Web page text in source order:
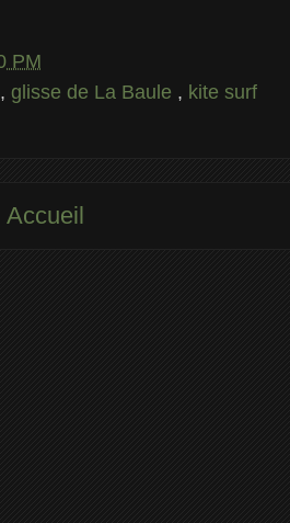
PM
, glisse de La Baule , kite surf
Accueil